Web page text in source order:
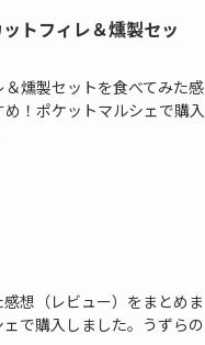
トフィレ＆燻製セッ
燻製セットを食べてみた感
！ポケットマルシェで購入
想（レビュー）をまとめま
で購入しました。うずらの